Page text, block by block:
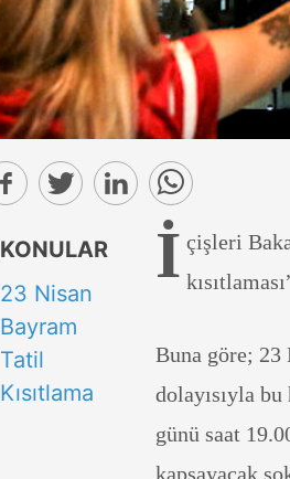
KONULAR
23 Nisan
Bayram
Tatil
Kısıtlama
İ çişleri
Buna göre; 23
dolayısıyla
günü saat
kapsayacak